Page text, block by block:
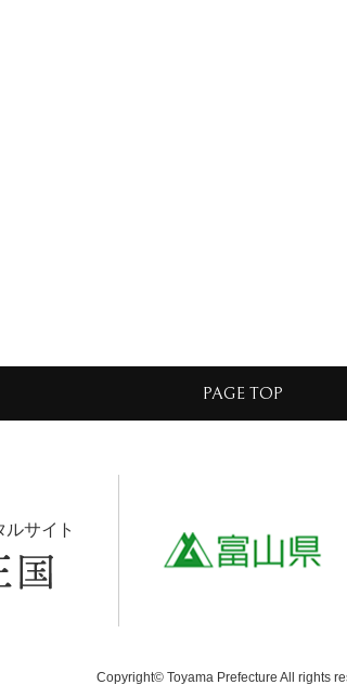
PAGE TOP
サイト
Copyright© Toyama Prefecture All rights